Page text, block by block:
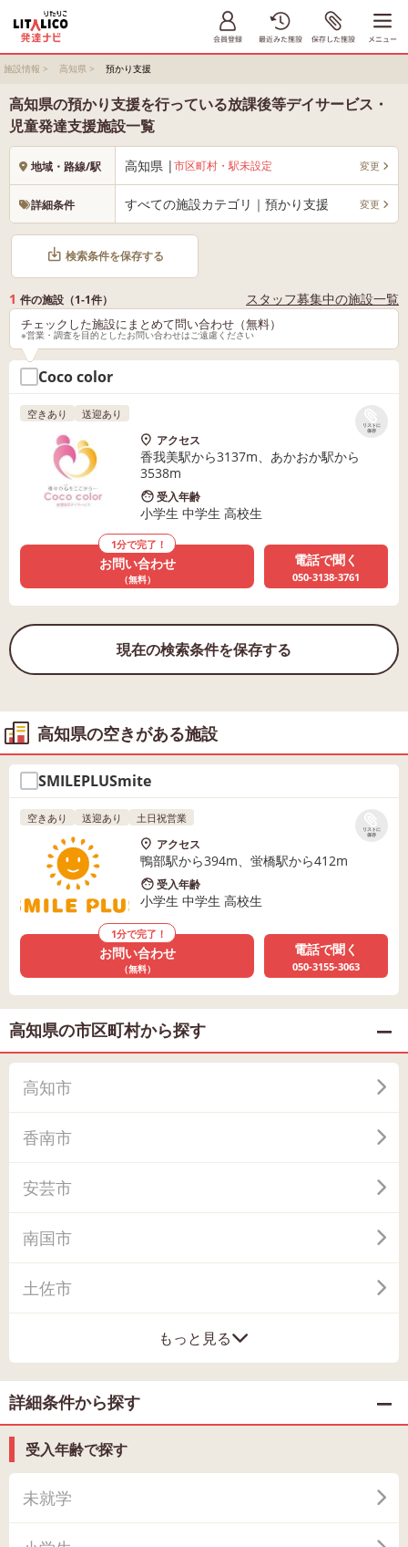
施設情報 > 高知県 > 預かり支援
高知県の預かり支援を行っている放課後等デイサービス・
児童発達支援施設一覧
地域・路線/駅 高知県 |市区町村・駅未設定 変更
詳細条件 すべての施設カテゴリ｜預かり支援 変更
検索条件を保存する
1 件の施設（1-1件） スタッフ募集中の施設一覧
チェックした施設にまとめて問い合わせ（無料）
※営業・調査を目的としたお問い合わせはご遠慮ください
Coco color
リストに
保存
空きあり 送迎あり
アクセス
香我美駅から3137m、あかおか駅から
3538m
受入年齢
小学生 中学生 高校生
1分で完了！
お問い合わせ
（無料）
電話で聞く
050-3138-3761
現在の検索条件を保存する
高知県の空きがある施設
SMILEPLUSmite
リストに
保存
空きあり 送迎あり 土日祝営業
アクセス
鴨部駅から394m、蛍橋駅から412m
受入年齢
小学生 中学生 高校生
1分で完了！
お問い合わせ
（無料）
電話で聞く
050-3155-3063
高知県の市区町村から探す
高知市
香南市
安芸市
南国市
土佐市
もっと見る
詳細条件から探す
受入年齢で探す
未就学